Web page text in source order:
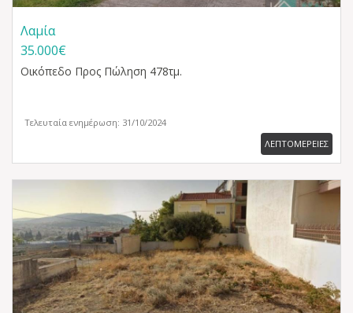
Λαμία
35.000€
Οικόπεδο Προς Πώληση 478τμ.
Τελευταία ενημέρωση: 31/10/2024
ΛΕΠΤΟΜΕΡΕΙΕΣ